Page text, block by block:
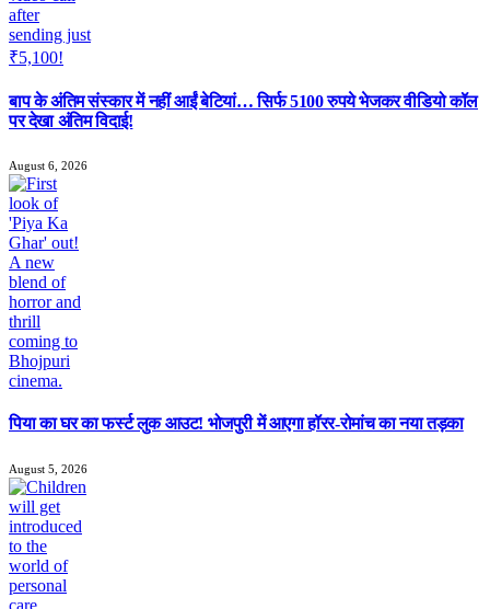
बाप के अंतिम संस्कार में नहीं आईं बेटियां… सिर्फ 5100 रुपये भेजकर वीडियो कॉल
पर देखा अंतिम विदाई!
August 6, 2026
पिया का घर का फर्स्ट लुक आउट! भोजपुरी में आएगा हॉरर-रोमांच का नया तड़का
August 5, 2026